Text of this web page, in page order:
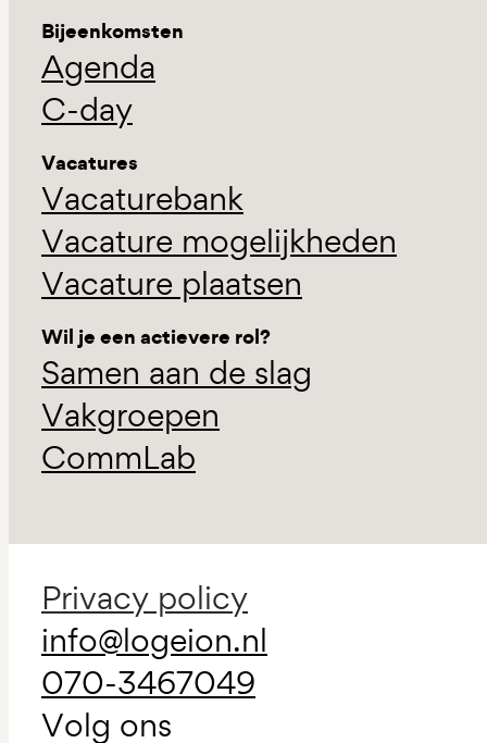
Bijeenkomsten
Agenda
C-day
Vacatures
Vacaturebank
Vacature mogelijkheden
Vacature plaatsen
Wil je een actievere rol?
Samen aan de slag
Vakgroepen
CommLab
Privacy policy
info@logeion.nl
070-3467049
Volg ons